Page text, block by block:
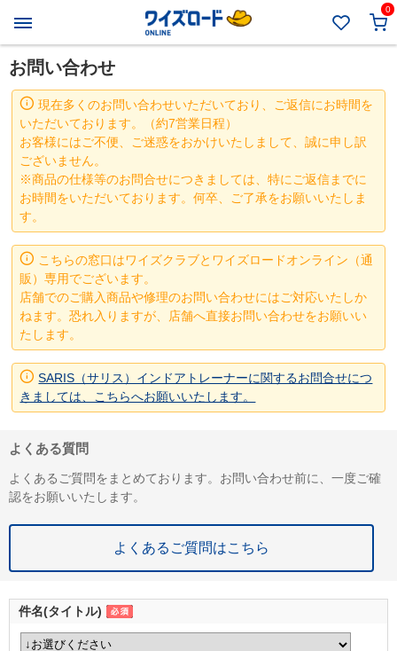
0
お問い合わせ
現在多くのお問い合わせいただいており、ご返信にお時間を
いただいております。（約7営業日程）
お客様にはご不便、ご迷惑をおかけいたしまして、誠に申し訳
ございません。
※商品の仕様等のお問合せにつきましては、特にご返信までに
お時間をいただいております。何卒、ご了承をお願いいたしま
す。
こちらの窓口はワイズクラブとワイズロードオンライン（通
販）専用でございます。
店舗でのご購入商品や修理のお問い合わせにはご対応いたしか
ねます。恐れ入りますが、店舗へ直接お問い合わせをお願いい
たします。
SARIS（サリス）インドアトレーナーに関するお問合せにつ
きましては、こちらへお願いいたします。
よくある質問
よくあるご質問をまとめております。お問い合わせ前に、一度ご確
認をお願いいたします。
よくあるご質問はこちら
件名(タイトル)